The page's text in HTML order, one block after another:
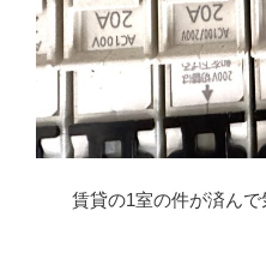
賃貸の1室の件が済んで